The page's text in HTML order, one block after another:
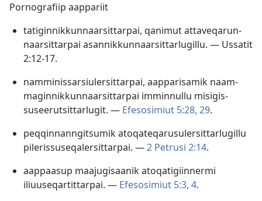
Por­nografiip aap­pariit
tatigin­nik­kun­naarsit­tar­pai, qanimut at­taveqarun­
naarsit­tar­pai asan­nik­kun­naarsit­tarlugil­lu. — Us­satit
2:12-17.
nam­minis­sarsiulersit­tar­pai, aap­parisamik naam­
magin­nik­kun­naarsit­tar­pai im­min­nul­lu misigis­
suseerutsit­tarlugit. — Efesosimiut 5:28, 29.
peq­qin­nan­ngitsumik atoqateqarusulersit­tarlugil­lu
pileris­suseqalersit­tar­pai. —2 Petrusi 2:14.
aap­paasup maajugisaanik atoqatigiin­nermi
iliuuseqar­tit­tar­pai. — Efesosimiut 5:3, 4.